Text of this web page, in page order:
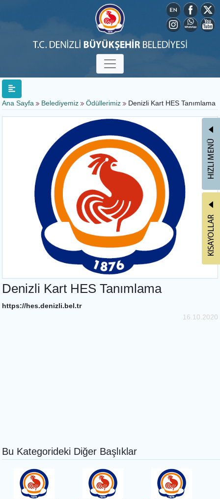
Ana Sayfa Belediyemiz Ödüllerimiz Denizli Kart HES Tanımlama
Denizli Kart HES Tanımlama
https://hes.denizli.bel.tr
16.10.2020
Bu Kategorideki Diğer Başlıklar